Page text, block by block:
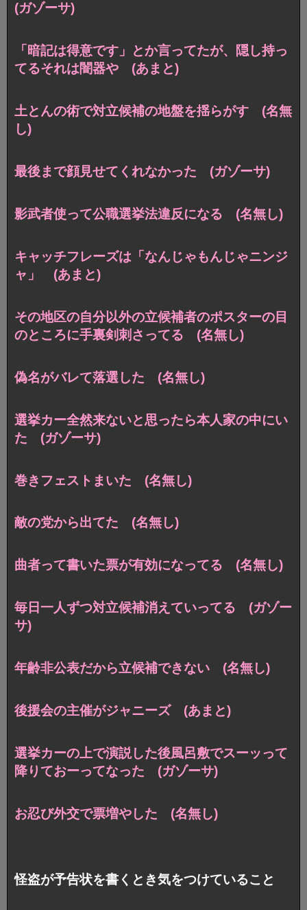
(ガゾーサ)
「暗記は得意です」とか言ってたが、隠し持っ
てるそれは闇器や (あまと)
土とんの術で対立候補の地盤を揺らがす (名無
し)
最後まで顔見せてくれなかった (ガゾーサ)
影武者使って公職選挙法違反になる (名無し)
キャッチフレーズは「なんじゃもんじゃニンジ
ャ」 (あまと)
その地区の自分以外の立候補者のポスターの目
のところに手裏剣刺さってる (名無し)
偽名がバレて落選した (名無し)
選挙カー全然来ないと思ったら本人家の中にい
た (ガゾーサ)
巻きフェストまいた (名無し)
敵の党から出てた (名無し)
曲者って書いた票が有効になってる (名無し)
毎日一人ずつ対立候補消えていってる (ガゾー
サ)
年齢非公表だから立候補できない (名無し)
後援会の主催がジャニーズ (あまと)
選挙カーの上で演説した後風呂敷でスーッって
降りておーってなった (ガゾーサ)
お忍び外交で票増やした (名無し)
怪盗が予告状を書くとき気をつけていること